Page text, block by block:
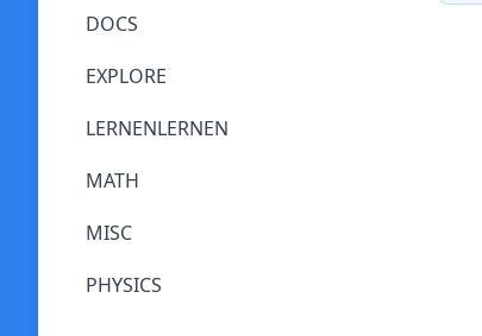
DOCS
EXPLORE
LERNENLERNEN
MATH
MISC
PHYSICS